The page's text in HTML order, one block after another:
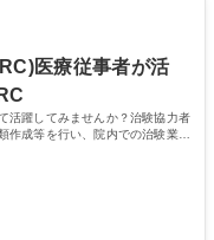
復帰率は90%以上、育児補
内容や薬剤について補足説
。 【研修制度】約2週間の
だき、テストに合格後、O
医療従事者が活
活躍してみませんか？治験協力者
作成等を行い、院内での治験業務